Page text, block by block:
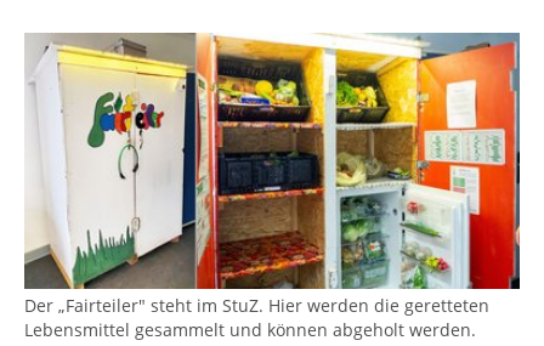
Der „Fairteiler" steht im StuZ. Hier werden die geretteten
Lebensmittel gesammelt und können abgeholt werden.